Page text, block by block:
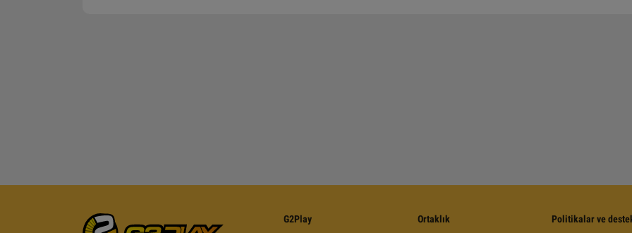
G2Play Ortaklık Politikalar ve